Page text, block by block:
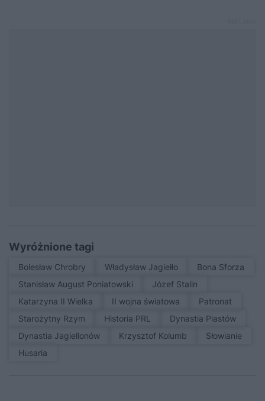
Wyróżnione tagi
Bolesław Chrobry Władysław Jagiełło
Bona Sforza
Stanisław August Poniatowski
Józef Stalin
Katarzyna II Wielka
II wojna światowa
patronat
Starożytny Rzym
Historia PRL
Dynastia Piastów
Dynastia Jagiellonów
Krzysztof Kolumb
Słowianie
Husaria